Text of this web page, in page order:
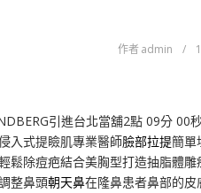
作者 admin /
引進台北當舖2點 09分 00
入式提瞼肌專業醫師臉部拉提簡單
鬆除痘疤結合美胸型打造抽脂體雕
整鼻頭朝天鼻在隆鼻患者鼻部的